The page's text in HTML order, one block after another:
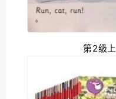
第2级